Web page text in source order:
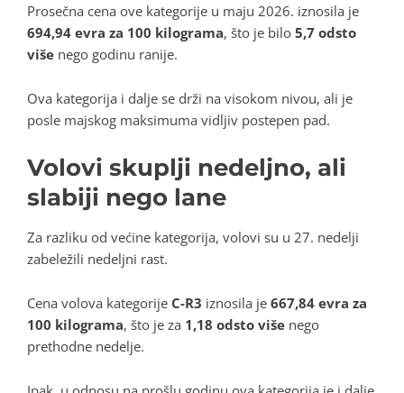
Prosečna cena ove kategorije u maju 2026. iznosila je
694,94 evra za 100 kilograma, što je bilo 5,7 odsto
više nego godinu ranije.
Ova kategorija i dalje se drži na visokom nivou, ali je
posle majskog maksimuma vidljiv postepen pad.
Volovi skuplji nedeljno, ali
slabiji nego lane
Za razliku od većine kategorija, volovi su u 27. nedelji
zabeležili nedeljni rast.
Cena volova kategorije C-R3 iznosila je 667,84 evra za
100 kilograma, što je za 1,18 odsto više nego
prethodne nedelje.